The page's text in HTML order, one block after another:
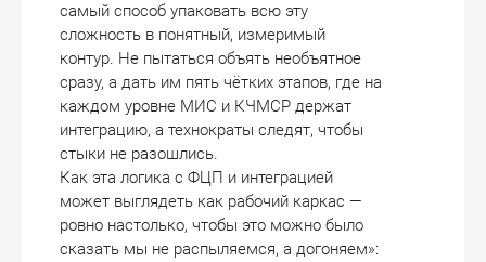
самый способ упаковать всю эту
сложность в понятный, измеримый
контур. Не пытаться объять необъятное
сразу, а дать им пять чётких этапов, где на
каждом уровне МИС и КЧМСР держат
интеграцию, а технократы следят, чтобы
стыки не разошлись.
Как эта логика с ФЦП и интеграцией
может выглядеть как рабочий каркас —
ровно настолько, чтобы это можно было
сказать мы не распыляемся, а догоняем»: